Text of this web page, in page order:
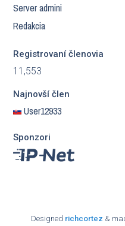
Server admini
Redakcia
Registrovaní členovia
11,553
Najnovší člen
User12933
Sponzori
Designed richcortez &